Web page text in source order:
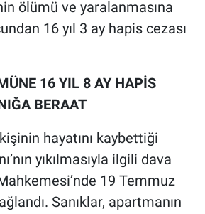
ölümü ve yaralanmasına
16 yıl 3 ay hapis cezası
16 YIL 8 AY HAPİS
BERAAT
hayatını kaybettiği
yıkılmasıyla ilgili dava
19 Temmuz
Sanıklar, apartmanın